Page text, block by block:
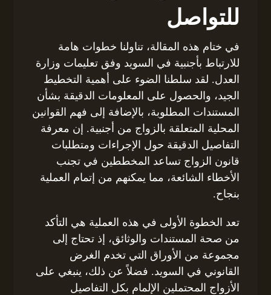
للتواصل
في ختام هذه المقالة، تناولنا خطوات هامة
للارتباط بأجنبية في السويد وفق تعليمات وزارة
العدل. لقد سلطنا الضوء على أهمية التخطيط
الجيد، والحصول على المعلومات الدقيقة بشأن
المستندات المطلوبة، بالإضافة إلى فهم القوانين
المحلية المتعلقة بالزواج من أجنبية. إن معرفة
التفاصيل الدقيقة حول الإجراءات ومتطلبات
قانون الزواج تساعد المخططين في تجنب
الأخطاء الشائعة، مما يمكنهم من إتمام العملية
بنجاح.
تعد الخطوة الأولى في هذه العملية هي التأكد
من صحة المستندات والوثائق، إذ تحتاج إلى
مجموعة من الأوراق التي تخدم الغرض
القانوني في السويد. فضلاً عن ذلك، ينبغي على
الأزواج المحتملين الإلمام بكل التفاصيل